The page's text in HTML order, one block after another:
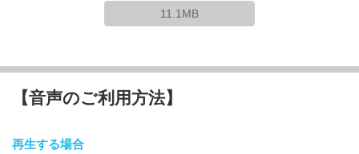
11.1MB
【音声のご利用方法】
再生する場合